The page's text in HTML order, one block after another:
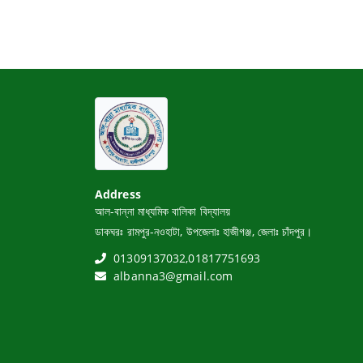
Address
আল-বান্না মাধ্যমিক বালিকা বিদ্যালয়
ডাকঘরঃ রামপুর-নওহাটা, উপজেলাঃ হাজীগঞ্জ, জেলাঃ চাঁদপুর।
01309137032,01817751693
albanna3@gmail.com